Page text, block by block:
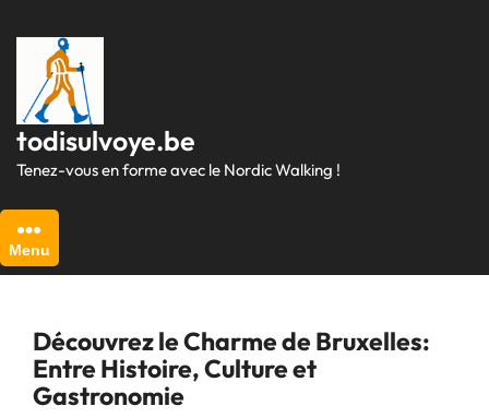
au
contenu
todisulvoye.be
Tenez-vous en forme avec le Nordic Walking !
Menu
Découvrez le Charme de Bruxelles:
Entre Histoire, Culture et
Gastronomie